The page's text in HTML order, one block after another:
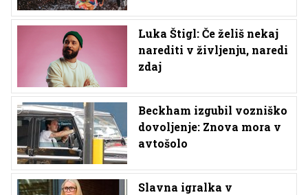
Luka Štigl: Če želiš nekaj
narediti v življenju, naredi
zdaj
Beckham izgubil vozniško
dovoljenje: Znova mora v
avtošolo
Slavna igralka v